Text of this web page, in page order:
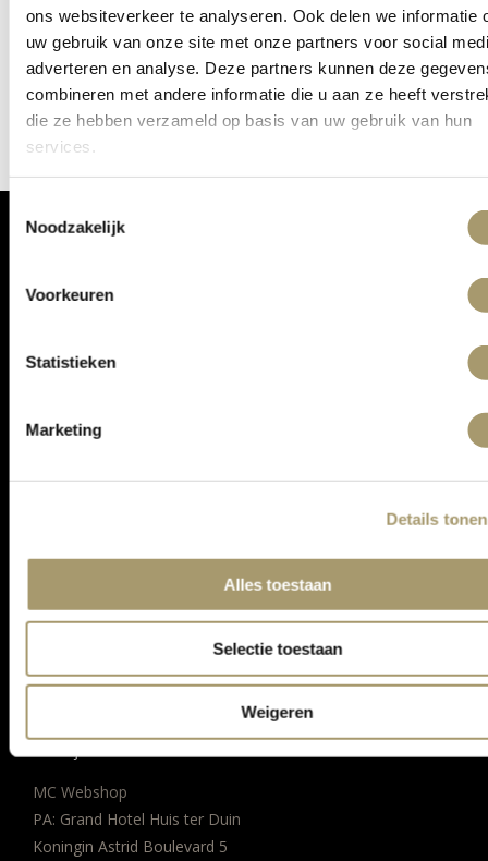
ons websiteverkeer te analyseren. Ook delen we informatie
uw gebruik van onze site met onze partners voor social
adverteren en analyse. Deze partners kunnen deze
combineren met andere informatie die u aan ze heeft
die ze hebben verzameld op basis van uw gebruik van hun
services.
Noodzakelijk
Voorkeuren
Statistieken
Marketing
Details tonen
Alles toestaan
Selectie toestaan
Weigeren
Er is iets moois in het vooruitzicht! Onze winkel wordt momenteel
gebouwd en zal binnenkort online komen!
ALGEMENE VOORWAARDEN
MC Webshop
PA: Grand Hotel Huis ter Duin
Koningin Astrid Boulevard 5